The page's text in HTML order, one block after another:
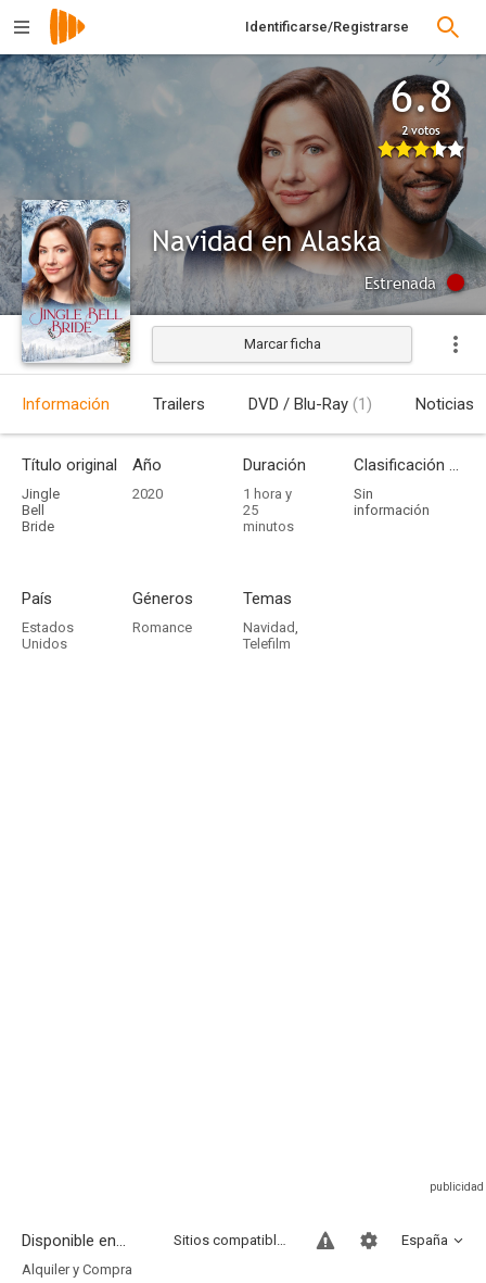
Identificarse/Registrarse
6.8
2 votos
Navidad en Alaska
Estrenada
Marcar ficha
Información Trailers DVD / Blu-Ray (1) Noticias
Título original
Jingle
Bell
Bride
Año
2020
Duración
1 hora y
25
minutos
Clasificación por edades
Sin
información
País
Estados
Unidos
Géneros
Romance
Temas
Navidad,
Telefilm
Disponible en... España
Sitios compatibles
Alquiler y Compra